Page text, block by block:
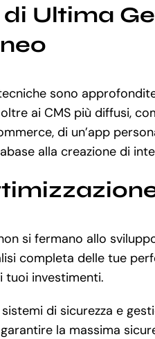
Ultima
sono
oltre ai CMS più diffusi,
di un’app
alla creazione di
si fermano allo
completa delle tue
tuoi investimenti.
di sicurezza e
la massima